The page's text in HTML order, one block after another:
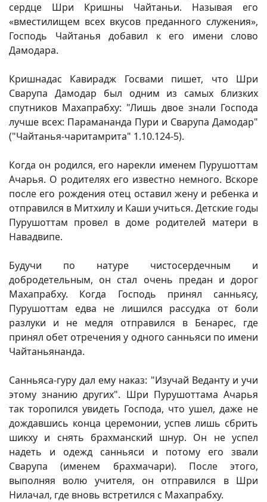
сердце Шри Кришны Чайтаньи. Называя его
«вместилищем всех вкусов преданного служения»,
Господь Чайтанья добавил к его имени слово
Дамодара.
Кришнадас Кавирадж Госвами пишет, что Шри
Сварупа Дамодар был одним из самых близких
спутников Махапрабху: "Лишь двое знали Господа
лучше всех: Парамананда Пури и Сварупа Дамодар"
("Чайтанья-чаритамрита" 1.10.124-5).
Когда он родился, его нарекли именем Пурушоттам
Ачарья. О родителях его известно немного. Вскоре
после его рождения отец оставил жену и ребенка и
отправился в Митхилу и Каши учиться. Детские годы
Пурушоттам провел в доме родителей матери в
Навадвипе.
Будучи по натуре чистосердечным и
добродетельным, он стал очень предан и дорог
Махапрабху. Когда Господь принял санньясу,
Пурушоттам едва не лишился рассудка от боли
разлуки и не медля отправился в Бенарес, где
принял обет отречения у одного санньяси по имени
Чайтаньянанда.
Санньяса-гуру дал ему наказ: "Изучай Веданту и учи
этому знанию других". Шри Пурушоттама Ачарья
так торопился увидеть Господа, что ушел, даже не
дождавшись конца церемонии, успев лишь сбрить
шикху и снять брахманский шнур. Он не успел
надеть и одежд санньяси и потому его звали
Сварупа (именем брахмачари). После этого,
выполняя волю учителя, он отправился в Шри
Нилачал, где вновь встретился с Махапрабху.